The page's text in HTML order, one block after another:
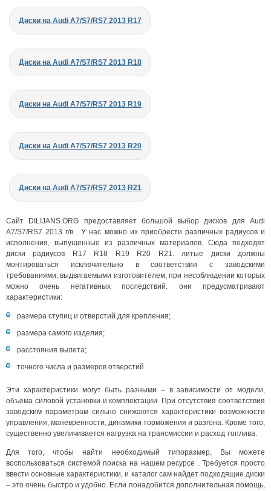
Диски на Audi A7/S7/RS7 2013 R17
Диски на Audi A7/S7/RS7 2013 R18
Диски на Audi A7/S7/RS7 2013 R19
Диски на Audi A7/S7/RS7 2013 R20
Диски на Audi A7/S7/RS7 2013 R21
Сайт DILIJANS.ORG предоставляет большой выбор дисков для Audi
A7/S7/RS7 2013 г/в . У нас можно их приобрести различных радиусов и
исполнения, выпущенные из различных материалов. Сюда подходят
диски радиусов R17 R18 R19 R20 R21. литые диски должны
монтироваться исключительно в соответствии с заводскими
требованиями, выдвигаемыми изготовителем, при несоблюдении которых
можно очень негативных последствий. они предусматривают
характеристики:
размера ступиц и отверстий для крепления;
размера самого изделия;
расстояния вылета;
точного числа и размеров отверстий.
Эти характеристики могут быть разными – в зависимости от модели,
объема силовой установки и комплектации. При отсутствия соответствия
заводским параметрам сильно снижаются характеристики возможности
управления, маневренности, динамики торможения и разгона. Кроме того,
существенно увеличивается нагрузка на трансмиссии и расход топлива.
Для того, чтобы найти необходимый типоразмер, Вы можете
воспользоваться системой поиска на нашем ресурсе . Требуется просто
ввести основные характеристики, и каталог сам найдет подходящие диски
– это очень быстро и удобно. Если понадобится дополнительная помощь,